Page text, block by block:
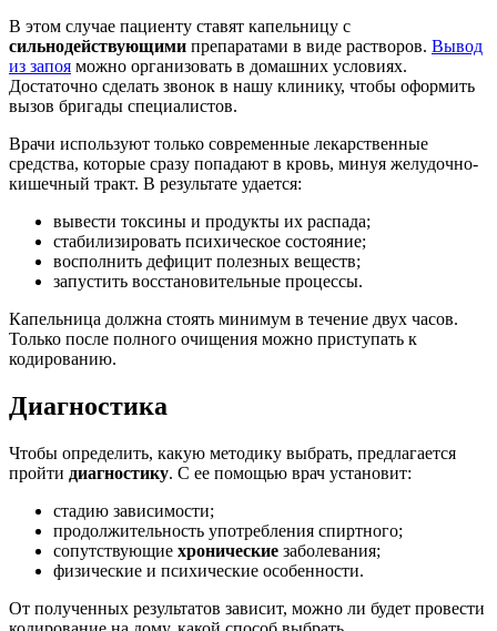
В этом случае пациенту ставят капельницу с
сильнодействующими препаратами в виде растворов. Вывод
из запоя можно организовать в домашних условиях.
Достаточно сделать звонок в нашу клинику, чтобы оформить
вызов бригады специалистов.
Врачи используют только современные лекарственные
средства, которые сразу попадают в кровь, минуя желудочно-
кишечный тракт. В результате удается:
вывести токсины и продукты их распада;
стабилизировать психическое состояние;
восполнить дефицит полезных веществ;
запустить восстановительные процессы.
Капельница должна стоять минимум в течение двух часов.
Только после полного очищения можно приступать к
кодированию.
Диагностика
Чтобы определить, какую методику выбрать, предлагается
пройти диагностику. С ее помощью врач установит:
стадию зависимости;
продолжительность употребления спиртного;
сопутствующие хронические заболевания;
физические и психические особенности.
От полученных результатов зависит, можно ли будет провести